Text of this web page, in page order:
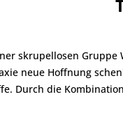
skrupellosen
neue Hoffnung
Durch die